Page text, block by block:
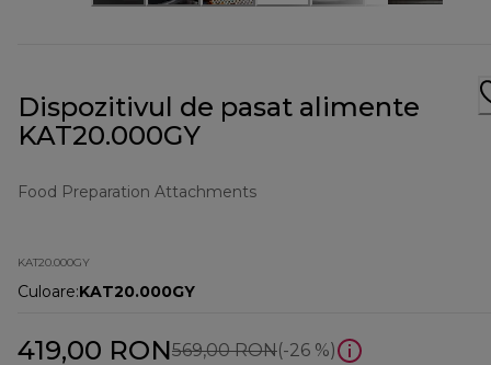
Dispozitivul de pasat alimente
KAT20.000GY
Food Preparation Attachments
KAT20.000GY
Culoare:KAT20.000GY
419,00 RON569,00 RONpreț inițial 569,00 RON
(-26 %)